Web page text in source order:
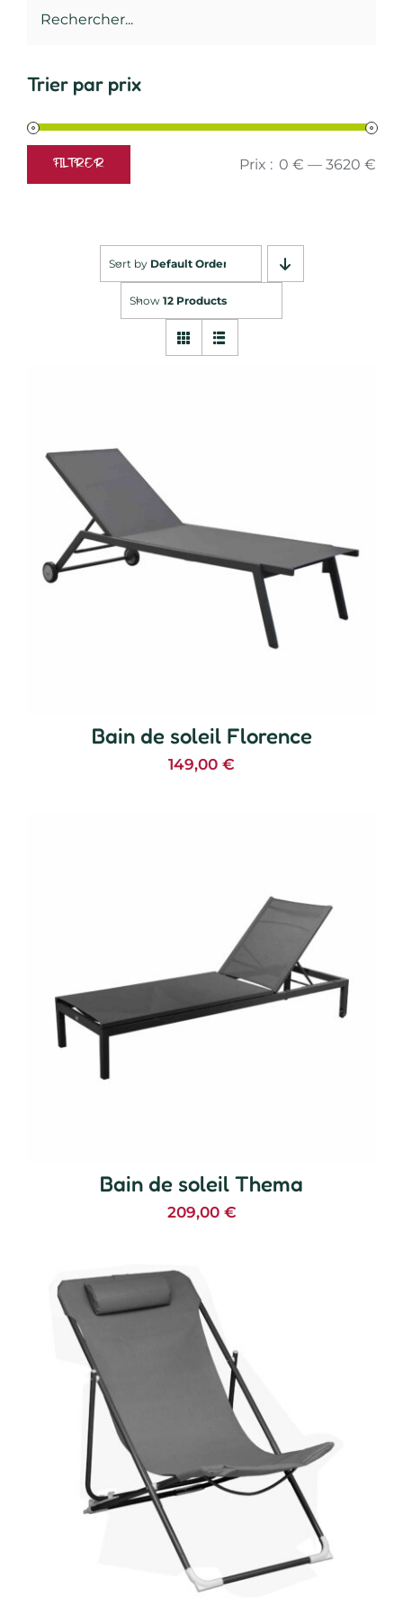
Trier par prix
FILTRER Prix : 0 € —3620 €
Sort by Default Order
Show 12 Products
Bain de soleil Florence
149,00 €
Bain de soleil Thema
209,00 €